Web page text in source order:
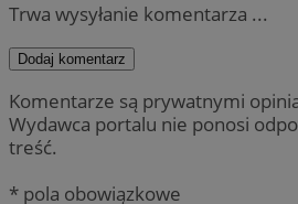
Trwa wysyłanie komentarza ...
Dodaj komentarz
Komentarze są prywatnymi
Wydawca portalu nie ponosi
treść.
* pola obowiązkowe